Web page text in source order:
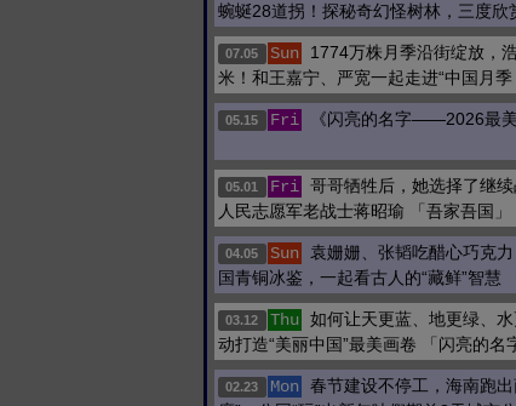
蜿蜒28道拐！探秘奇幻怪树林，三度欣
07.05 Sun
1774万株月季沿街绽放，
米！和王嘉宁、严宽一起走进“中国月季
05.15 Fri 《闪亮的名字——2026最美
05.01 Fri 哥哥牺牲后，她选择了继
人民志愿军老战士蒋昭瑜 「吾家吾国」
04.05 Sun
袁姗姗、张韬吃醋心巧克
国青铜冰鉴，一起看古人的“藏鲜”智慧
03.12 Thu
如何让天更蓝、地更绿、
动打造“美丽中国”最美画卷 「闪亮的名
02.23 Mon
春节建设不停工，海南跑